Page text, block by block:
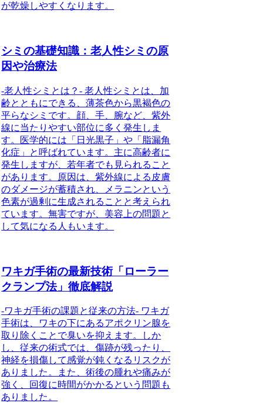
が乾燥しやすくなります。
シミの基礎知識：老人性シミの原
因や治療法
-老人性シミとは？- 老人性シミとは、加
齢とともにできる、薄茶色から黒褐色の
平らなシミです。顔、手、腕など、紫外
線に当たりやすい部位に多く発生しま
す。医学的には「日光黒子」や「脂漏角
化症」と呼ばれています。主に高齢者に
発生しますが、若年者でも見られること
があります。原因は、紫外線による皮膚
のダメージが蓄積され、メラニンという
色素が過剰に生成されることと考えられ
ています。無害ですが、美容上の問題と
して気になる人もいます。
ワキガ手術の最新技術「ローラー
クランプ法」徹底解説
-ワキガ手術の課題と従来の方法- ワキガ
手術は、ワキの下にあるアポクリン腺を
取り除くことで臭いを抑えます。しか
し、従来の術式では、傷跡が残ったり、
神経を損傷して感覚が鈍くなるリスクが
ありました。また、術後の腫れや痛みが
強く、回復に時間がかかるという問題も
ありました。